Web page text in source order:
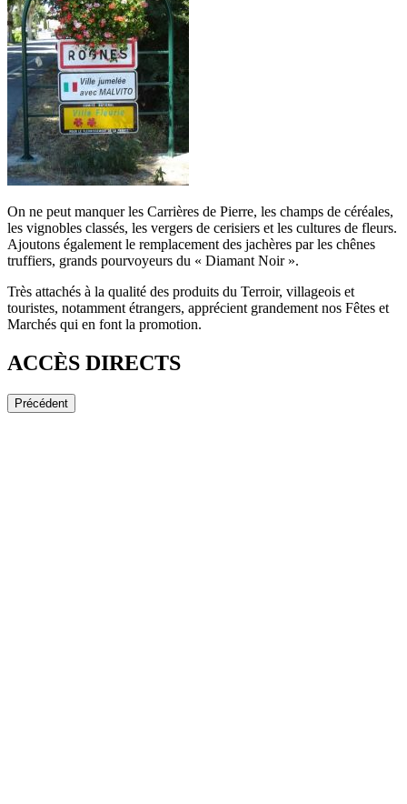
On ne peut manquer les Carrières de Pierre, les champs de céréales,
les vignobles classés, les vergers de cerisiers et les cultures de fleurs.
Ajoutons également le remplacement des jachères par les chênes
truffiers, grands pourvoyeurs du « Diamant Noir ».
Très attachés à la qualité des produits du Terroir, villageois et
touristes, notamment étrangers, apprécient grandement nos Fêtes et
Marchés qui en font la promotion.
ACCÈS DIRECTS
Précédent